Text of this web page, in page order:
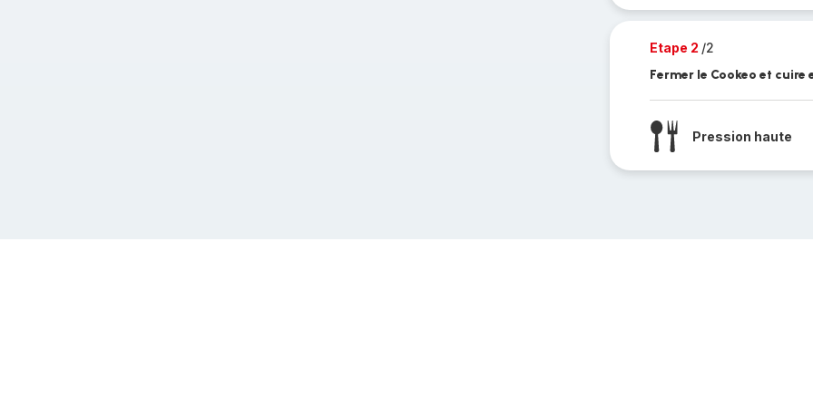
Etape 2 /2
Fermer le Cookeo et
Pression haute